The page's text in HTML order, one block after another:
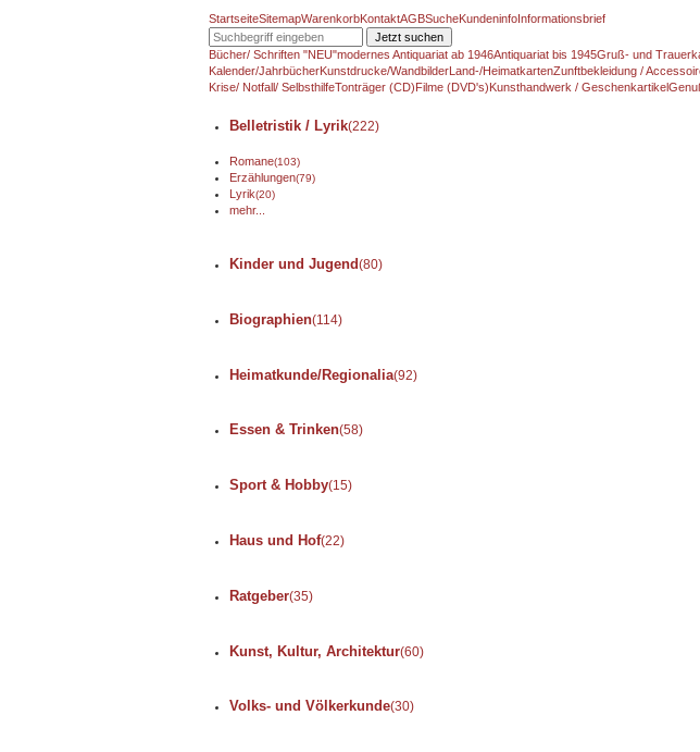
StartseiteSitemapWarenkorbKontaktAGBSucheKundeninfoInformationsbrief
Jetzt suchen
Bücher/ Schriften "NEU"modernes Antiquariat ab 1946Antiquariat bis 1945Gruß- und
Kalender/JahrbücherKunstdrucke/WandbilderLand-/HeimatkartenZunftbekleidung /
Krise/ Notfall/ SelbsthilfeTonträger (CD)Filme (DVD's)Kunsthandwerk / Geschenkartikel
Belletristik / Lyrik(222)
Romane(103)
Erzählungen(79)
Lyrik(20)
mehr...
Kinder und Jugend(80)
Biographien(114)
Heimatkunde/Regionalia(92)
Essen & Trinken(58)
Sport & Hobby(15)
Haus und Hof(22)
Ratgeber(35)
Kunst, Kultur, Architektur(60)
Volks- und Völkerkunde(30)